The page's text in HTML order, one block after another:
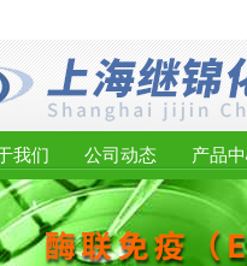
我们 公司动态 产品